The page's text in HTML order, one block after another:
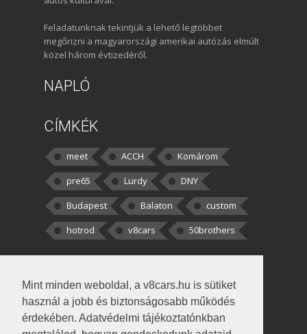
Mint minden weboldal, a v8cars.hu is sütiket
használ a jobb és biztonságosabb működés
érdekében. Adatvédelmi tájékoztatónkban
Feladatunknak tekintjük a lehető legtöbbet
megőrizni a magyarországi amerikai autózás elmúlt
közel három évtizedéről.
NAPLÓ
CÍMKÉK
meet ACCH
Komárom
pre65
Lurdy
DNY
Budapest
Balaton
custom
hotrod
v8cars 50brothers
kortisz:Elszúrtam! Én csak két
darabbaal számoltam. Nem tudtam, hogy fél autót,